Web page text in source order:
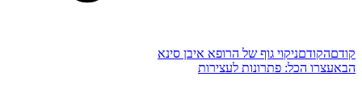
קודםהקודםניקוי גוף של הרופא איבן סינא
הבאעצרו הכל: פתרונות לעצירות